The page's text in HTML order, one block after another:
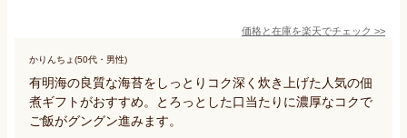
価格と在庫を楽天でチェック >>
かりんちょ(50代・男性)
有明海の良質な海苔をしっとりコク深く炊き上げた人気の佃
煮ギフトがおすすめ。とろっとした口当たりに濃厚なコクで
ご飯がグングン進みます。